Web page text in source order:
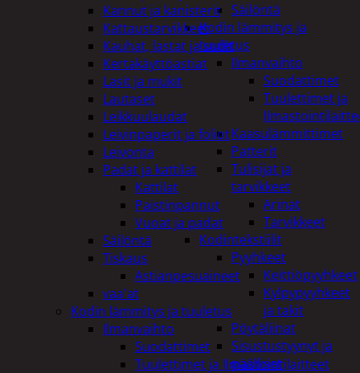
Säilöntä
Kodin lämmitys ja
tuuletus
Ilmanvaihto
Suodattimet
Tuulettimet ja
Kaasulämmittimet
Patterit
Tulisijat ja
tarvikkeet
Arinat
Tarvikkeet
Kodintekstiilit
Pyyhkeet
Keittiöpyyhkeet
Kylpypyyhkeet
ja takit
Pöytäliinat
Sisustustyynyt ja
päälliset
Kannut ja kanisterit
Kattaustarvikkeet
Kauhat, lastat ja sudit
Kertakäyttöastiat
Lasit ja mukit
Lautaset
Leikkuulaudat
Leivinpaperit ja foliot
Leivonta
Padat ja kattilat
Kattilat
Paistinpannut
Vuoat ja padat
Säilöntä
Tiskaus
Astianpesuaineet
vaa'at
Kodin lämmitys ja tuuletus
Ilmanvaihto
Suodattimet
Tuulettimet ja Ilmastointilaitteet